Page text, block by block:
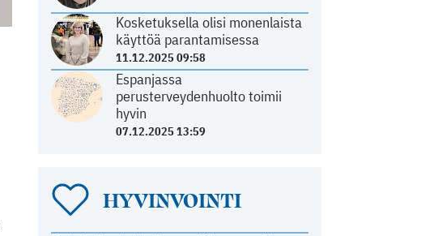
Kosketuksella olisi monenlaista
käyttöä parantamisessa
11.12.2025 09:58
Espanjassa
perusterveydenhuolto toimii
hyvin
07.12.2025 13:59
HYVINVOINTI